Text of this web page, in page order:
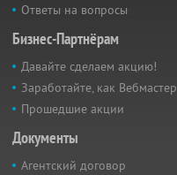
Ответы на вопросы
Бизнес-Партнёрам
Давайте сделаем акцию!
Заработайте, как Вебмастер
Прошедшие акции
Документы
Агентский договор